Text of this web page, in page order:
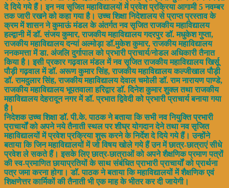
दे दिये गये हैं। इन नव सृजित महाविद्यालयों में प्रवेश प्रक्रिया आगामी 5 नवम्बर
तक जारी रखने को कहा गया है। उच्च शिक्षा निदेशालय से प्राप्त प्रस्ताव के
क्रम में शासन ने कुमाऊं मंडल के अंतर्गत नव सृजित राजकीय महाविद्यालय
हल्द्वानी में डॉ. संजय कुमार, राजकीय महाविद्यालय गदरपुर डॉ. मधुकेश गुप्ता,
राजकीय महाविद्यालय दन्यां अल्मोड़ा डॉ.मुकेश कुमार, राजकीय महाविद्यालय
ननकमत्ता में डा. अंजलि दुर्गापाल को प्रभारी प्राचार्य/नोडल अधिकारी तैनात
किया है। इसी प्रकार गढ़वाल मंडल में नव सृजित राजकीय महाविद्यालय खिर्सू
पौड़ी गढ़वाल में डॉ. अरूण कुमार सिंह, राजकीय महाविद्यालय कल्जीखाल पौड़ी
डॉ. रामदुलार सिंह, राजकीय महाविद्यालय देवाल चमोली डॉ. राम नारायण पाण्डे,
राजकीय महाविद्यालय भूपतवाला हरिद्वार डॉ. दिनेश कुमार शुक्ल तथा राजकीय
महाविद्यालय देहरादून नगर में डॉ. प्रभात द्विवेदी को प्रभारी प्राचार्य बनाया गया
है।
निदेशक उच्च शिक्षा डॉ. पी.के. पाठक ने बताया कि सभी नव नियुक्ति प्रभारी
प्राचार्यों को अपने नये तैनाती स्थल पर शीघ्र योगदान देने तथा नव सृजित
महाविद्यालयों में प्रवेश प्रक्रिया शुरू करने के निर्देश दे दिये गये हैं। उन्होंने
बताया कि जिन महाविद्यालयों में जो विषय खोले गये हैं उन में छात्र-छात्राएं सीधे
प्रवेश ले सकते हैं। इसके लिए छात्र-छात्राओं को अपने शैक्षणिक प्रमाण पत्रों
की स्व-प्रमाणित छायाप्रतियों के साथ संबंधित प्राभारी प्राचार्यों को प्रार्थना
पत्र जमा करना होगा। डॉ. पाठक ने बताया कि महाविद्यालयों में शैक्षणिक एवं
शिक्षणेत्तर कार्मिकों की तैनाती भी एक माह के भीतर कर दी जायेगी।